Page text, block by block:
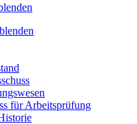
für Arbeitsprüfung